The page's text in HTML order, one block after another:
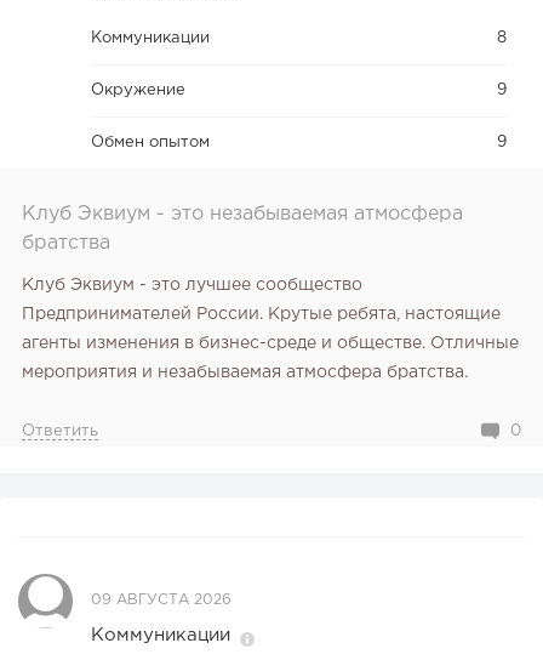
Коммуникации 8
Окружение 9
Обмен опытом 9
Клуб Эквиум - это незабываемая атмосфера
братства
Клуб Эквиум - это лучшее сообщество
Предпринимателей России. Крутые ребята, настоящие
агенты изменения в бизнес-среде и обществе. Отличные
мероприятия и незабываемая атмосфера братства.
Ответить 0
09 АВГУСТА 2026
Коммуникации